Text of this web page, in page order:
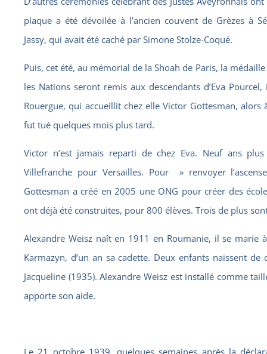
plaque a été dévoilée à l’ancien couvent de Grèzes à
Jassy, qui avait été caché par Simone Stolze-Coqué.
Puis, cet été, au mémorial de la Shoah de Paris, la
les Nations seront remis aux descendants d’Eva
Rouergue, qui accueillit chez elle Victor Gottesman,
fut tué quelques mois plus tard.
Victor n’est jamais reparti de chez Eva. Neuf ans
Villefranche pour Versailles. Pour » renvoyer
Gottesman a créé en 2005 une ONG pour créer des
ont déjà été construites, pour 800 élèves. Trois de plus
Alexandre Weisz naît en 1911 en Roumanie, il se marie
Karmazyn, d’un an sa cadette. Deux enfants naissent
Jacqueline (1935). Alexandre Weisz est installé comme
apporte son aide.